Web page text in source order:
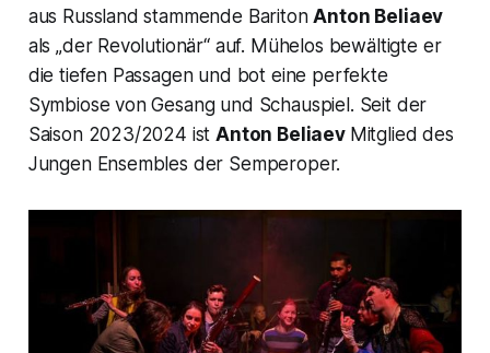
aus Russland stammende BaritonAnton Beliaev
als „der Revolutionär“ auf. Mühelos bewältigte er
die tiefen Passagen und bot eine perfekte
Symbiose von Gesang und Schauspiel. Seit der
Saison 2023/2024 istAnton Beliaev Mitglied des
Jungen Ensembles der Semperoper.